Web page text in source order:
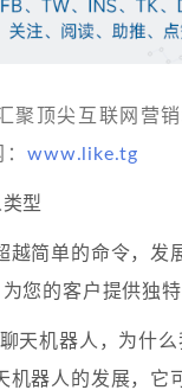
聚顶尖互联网营
：www.like.tg
型
简单的命令，发
您的客户提供独特
天机器人，为什
器人的发展，它